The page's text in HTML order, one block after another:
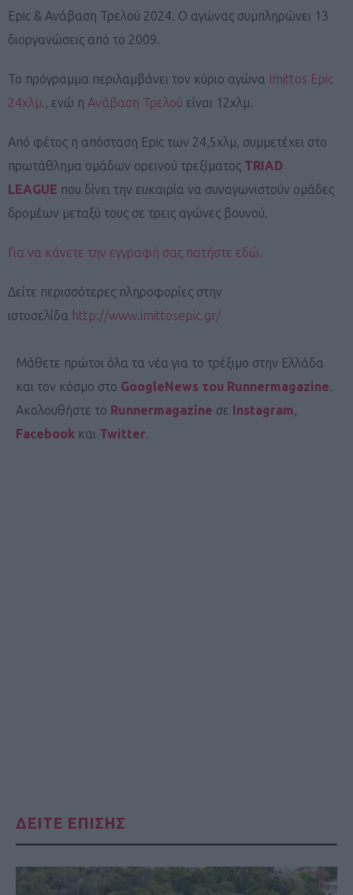
Epic & Ανάβαση Τρελού 2024. Ο αγώνας συμπληρώνει 13
διοργανώσεις από το 2009.
Το πρόγραμμα περιλαμβάνει τον κύριο αγώνα Imittos Epic
24χλμ., ενώ η Ανάβαση Τρελού είναι 12χλμ.
Από φέτος η απόσταση Epic των 24,5χλμ, συμμετέχει στο
πρωτάθλημα ομάδων ορεινού τρεξίματος TRIAD
LEAGUE που δίνει την ευκαιρία να συναγωνιστούν ομάδες
δρομέων μεταξύ τους σε τρεις αγώνες βουνού.
Για να κάνετε την εγγραφή σας πατήστε εδώ.
Δείτε περισσότερες πληροφορίες στην
ιστοσελίδα http://www.imittosepic.gr/
Μάθετε πρώτοι όλα τα νέα για το τρέξιμο στην Ελλάδα
και τον κόσμο στο GoogleNews του Runnermagazine.
Ακολουθήστε το Runnermagazine σε Instagram,
Facebook και Twitter.
ΔΕΙΤΕ ΕΠΙΣΗΣ